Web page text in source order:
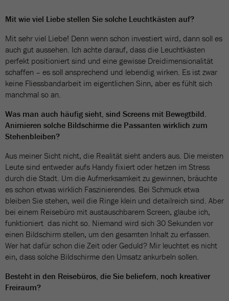
Mit wie viel Liebe stellen Sie solche Leuchtkästen auf?
Mit sehr viel Liebe! Denn wenn schon investiert wird, dann soll es
auch gut aussehen. Ich achte darauf, dass die Leuchtkästen
perfekt positioniert sind und eine gewisse Dreidimensionalität
schaffen – es soll ansprechend und lebendig wirken. Es ist zwar
keine Fliessbandarbeit im eigentlichen Sinn, aber es fühlt sich
manchmal so an.
Was man auch häufig sieht, sind Screens mit Bewegtbild.
Animieren solche Bildschirme die Passanten wirklich zum
Stehenbleiben?
Aus meiner Sicht nicht, die Realität sieht anders aus. Die meisten
Leute sind entweder aufs Handy fixiert oder hetzen im Stress
durch die Stadt. Um die Aufmerksamkeit zu gewinnen, bräuchte
es schon etwas wirklich Faszinierendes. Bei Schmuck etwa
bleiben Sie stehen, weil die Ringe klein und detailreich sind. Aber
bei einem Reisebüro mit austauschbarem Screen, glaube ich,
funktioniert das nicht so. Niemand wird sich 30 Sekunden vor
einen Bildschirm stellen, um den gesamten Inhalt zu erfassen.
Wer hat dafür schon die Zeit oder Geduld? Mir leuchtet es nicht
ein, dass solche Bildschirme den Umsatz ankurbeln sollen.
Besteht in den Reisebüros, die Sie beliefern, noch kreativer
Freiraum?